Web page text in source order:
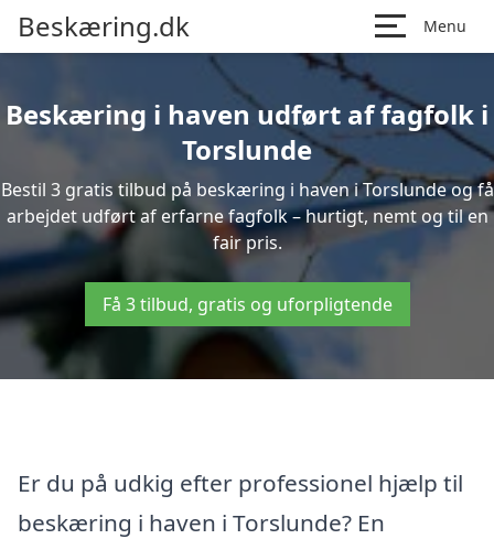
Beskæring.dk Menu
Beskæring i haven udført af fagfolk i
Torslunde
Bestil 3 gratis tilbud på beskæring i haven i Torslunde og få
arbejdet udført af erfarne fagfolk – hurtigt, nemt og til en
fair pris.
Få 3 tilbud, gratis og uforpligtende
Er du på udkig efter professionel hjælp til
beskæring i haven i Torslunde? En